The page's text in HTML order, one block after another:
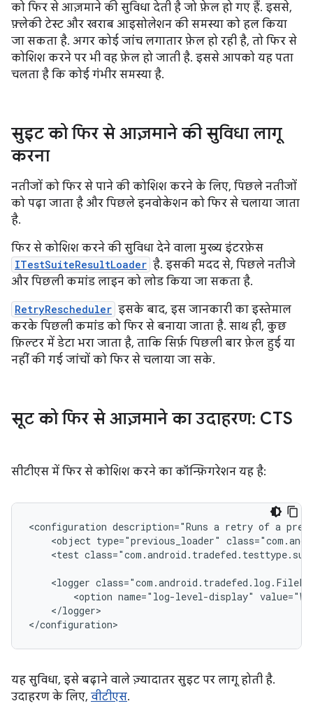
को फिर से आज़माने की सुविधा देती है जो फ़ेल हो गए हैं. इससे,
फ़्लेकी टेस्ट और खराब आइसोलेशन की समस्या को हल किया
जा सकता है. अगर कोई जांच लगातार फ़ेल हो रही है, तो फिर से
कोशिश करने पर भी वह फ़ेल हो जाती है. इससे आपको यह पता
चलता है कि कोई गंभीर समस्या है.
सुइट को फिर से आज़माने की सुविधा लागू
करना
नतीजों को फिर से पाने की कोशिश करने के लिए, पिछले नतीजों
को पढ़ा जाता है और पिछले इनवोकेशन को फिर से चलाया जाता
है.
फिर से कोशिश करने की सुविधा देने वाला मुख्य इंटरफ़ेस
ITestSuiteResultLoader है. इसकी मदद से, पिछले नतीजे
और पिछली कमांड लाइन को लोड किया जा सकता है.
RetryRescheduler इसके बाद, इस जानकारी का इस्तेमाल
करके पिछली कमांड को फिर से बनाया जाता है. साथ ही, कुछ
फ़िल्टर में डेटा भरा जाता है, ताकि सिर्फ़ पिछली बार फ़ेल हुई या
नहीं की गई जांचों को फिर से चलाया जा सके.
सूट को फिर से आज़माने का उदाहरण: CTS
सीटीएस में फिर से कोशिश करने का कॉन्फ़िगरेशन यह है:
<configuration description="Runs a retry of a
<object type="previous_loader"
<test
<logger
<option name="log-level-display"
</logger>
यह सुविधा, इसे बढ़ाने वाले ज़्यादातर सुइट पर लागू होती है.
उदाहरण के लिए, वीटीएस.